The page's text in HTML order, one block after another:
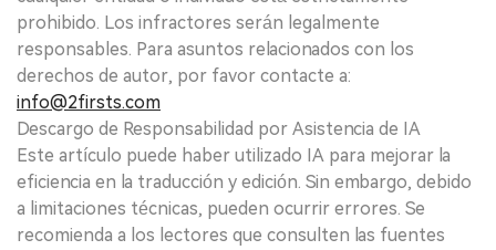
prohibido. Los infractores serán legalmente
responsables. Para asuntos relacionados con los
derechos de autor, por favor contacte a:
info@2firsts.com
Descargo de Responsabilidad por Asistencia de IA
Este artículo puede haber utilizado IA para mejorar la
eficiencia en la traducción y edición. Sin embargo, debido
a limitaciones técnicas, pueden ocurrir errores. Se
recomienda a los lectores que consulten las fuentes